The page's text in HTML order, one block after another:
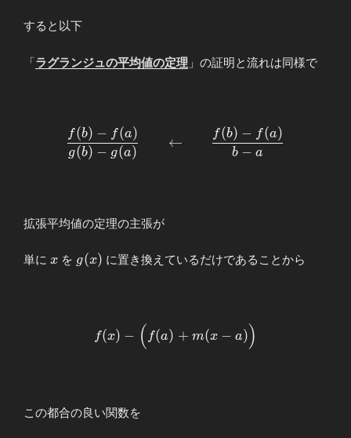
すると以下
「ラグランジュの平均値の定理 」の証明と流れは同様で
\begin{array}{llllll}
\displaystyle \frac{f(b)-
\end{array}
g(b) − g(a)
f(b) − f(a)
←
b − a
f(b) − f(a)
拡張平均値の定理の主張が
単に x
x を g(x)
g(x) に置き換えているだけであることから
\begin{array}
{llllll}
\Bigr)
f(x) − (f(a) + m(x − a))
この都合の良い関数を